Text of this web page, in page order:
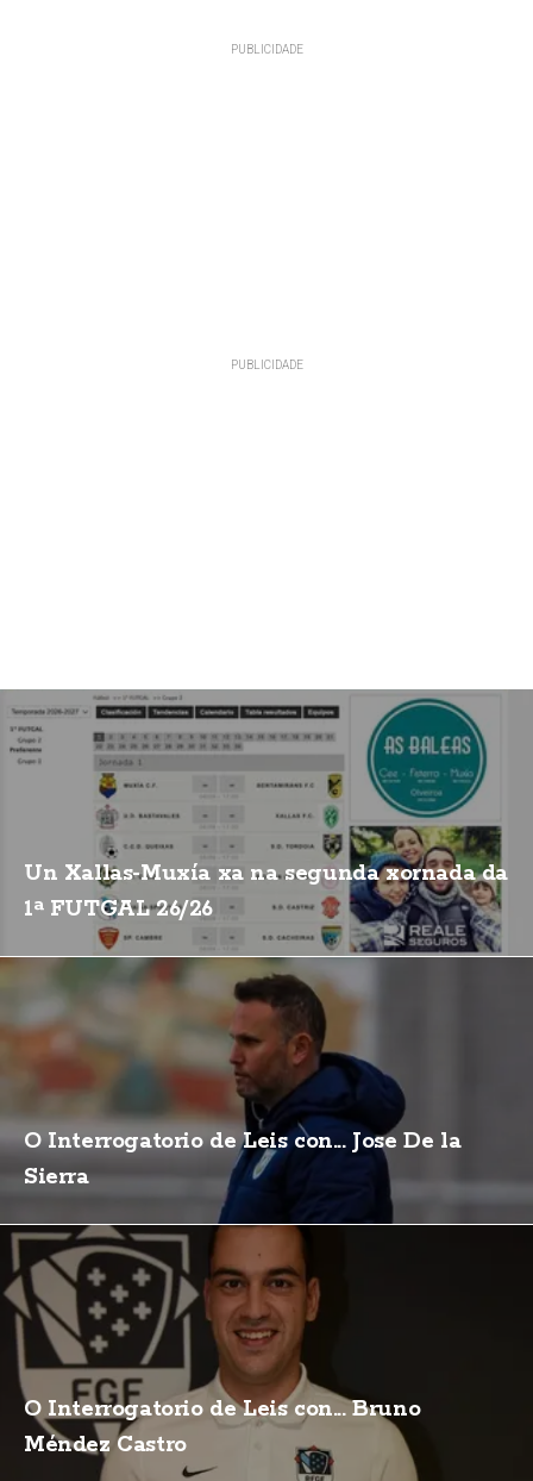
Un Xallas-Muxía xa na segunda xornada da
1ª FUTGAL 26/26
O Interrogatorio de Leis con... Jose De la
Sierra
O Interrogatorio de Leis con... Bruno
Méndez Castro